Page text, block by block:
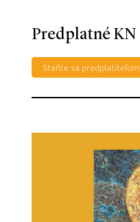
Predplatné KN
Staňte sa predplatiteľom